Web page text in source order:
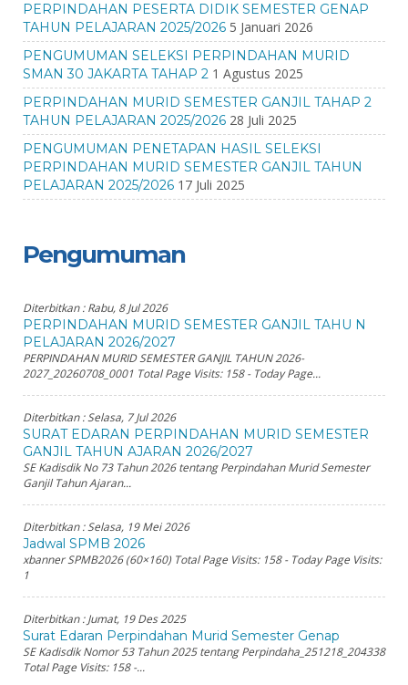
PERPINDAHAN PESERTA DIDIK SEMESTER GENAP
TAHUN PELAJARAN 2025/2026 5 Januari 2026
PENGUMUMAN SELEKSI PERPINDAHAN MURID
SMAN 30 JAKARTA TAHAP 2 1 Agustus 2025
PERPINDAHAN MURID SEMESTER GANJIL TAHAP 2
TAHUN PELAJARAN 2025/2026 28 Juli 2025
PENGUMUMAN PENETAPAN HASIL SELEKSI
PERPINDAHAN MURID SEMESTER GANJIL TAHUN
PELAJARAN 2025/2026 17 Juli 2025
Pengumuman
Diterbitkan :Rabu, 8 Jul 2026
PERPINDAHAN MURID SEMESTER GANJIL TAHU N
PELAJARAN 2026/2027
PERPINDAHAN MURID SEMESTER GANJIL TAHUN 2026-
2027_20260708_0001 Total Page Visits: 158 - Today Page...
Diterbitkan :Selasa, 7 Jul 2026
SURAT EDARAN PERPINDAHAN MURID SEMESTER
GANJIL TAHUN AJARAN 2026/2027
SE Kadisdik No 73 Tahun 2026 tentang Perpindahan Murid Semester
Ganjil Tahun Ajaran...
Diterbitkan :Selasa, 19 Mei 2026
Jadwal SPMB 2026
xbanner SPMB2026 (60×160) Total Page Visits: 158 - Today Page Visits:
1
Diterbitkan :Jumat, 19 Des 2025
Surat Edaran Perpindahan Murid Semester Genap
SE Kadisdik Nomor 53 Tahun 2025 tentang Perpindaha_251218_204338
Total Page Visits: 158 -...